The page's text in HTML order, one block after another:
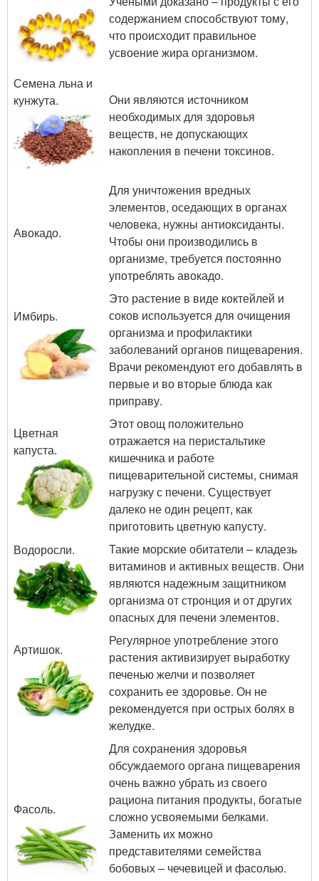
содержанием способствуют тому,
что происходит правильное
усвоение жира организмом.
Семена льна и
кунжута.
Они являются источником
необходимых для здоровья
веществ, не допускающих
накопления в печени токсинов.
Авокадо.
Для уничтожения вредных
элементов, оседающих в органах
человека, нужны антиоксиданты.
Чтобы они производились в
организме, требуется постоянно
употреблять авокадо.
Имбирь.
Это растение в виде коктейлей и
соков используется для очищения
организма и профилактики
заболеваний органов пищеварения.
Врачи рекомендуют его добавлять в
первые и во вторые блюда как
приправу.
Цветная
капуста.
Этот овощ положительно
отражается на перистальтике
кишечника и работе
пищеварительной системы, снимая
нагрузку с печени. Существует
далеко не один рецепт, как
приготовить цветную капусту.
Водоросли.
Такие морские обитатели – кладезь
витаминов и активных веществ. Они
являются надежным защитником
организма от стронция и от других
опасных для печени элементов.
Артишок.
Регулярное употребление этого
растения активизирует выработку
печенью желчи и позволяет
сохранить ее здоровье. Он не
рекомендуется при острых болях в
желудке.
Фасоль.
Для сохранения здоровья
обсуждаемого органа пищеварения
очень важно убрать из своего
рациона питания продукты, богатые
сложно усвояемыми белками.
Заменить их можно
представителями семейства
бобовых – чечевицей и фасолью.